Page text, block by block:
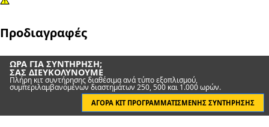
prevent unexpected fuel depletion during operation. It
consistent updates to the display system.
Attributes:
• Provides input for fuel management and operational
efficiency.
• Maintains consistent signal output for reliable readings.
• Supports accurate fuel level indication for the operator.
Προδιαγραφές
ΏΡΑ ΓΙΑ ΣΥΝΤΉΡΗΣΗ;
ΣΑΣ ΔΙΕΥΚΟΛΎΝΟΥΜΕ
Πλήρη κιτ συντήρησης διαθέσιμα ανά τύπο εξοπλισμού,
συμπεριλαμβανομένων διαστημάτων 250, 500 και 1.000 ωρών.
ΑΓΟΡΆ ΚΙΤ ΠΡΟΓΡΑΜΜΑΤΙΣΜΈΝΗΣ ΣΥΝΤΉΡΗΣΗΣ